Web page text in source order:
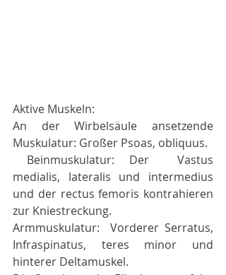
Aktive Muskeln:
An der Wirbelsäule ansetzende
Muskulatur: Großer Psoas, obliquus.
medialis, lateralis und intermedius
und der rectus femoris kontrahieren
zur Kniestreckung.
Armmuskulatur:  Vorderer Serratus,
Infraspinatus, teres minor und
hinterer Deltamuskel.